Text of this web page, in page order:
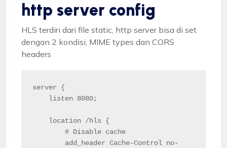
http server config
HLS terdiri dari file static, http server bisa di set
dengan 2 kondisi, MIME types dan CORS
headers
server {
        # Disable cache